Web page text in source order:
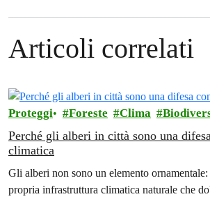
Articoli correlati
Proteggi Foreste Clima
Perché gli alberi in città sono una
climatica
Gli alberi non sono un elemento
propria infrastruttura climatica naturale che